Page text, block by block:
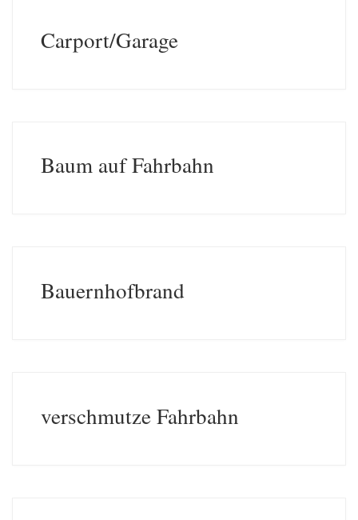
Carport/Garage
Baum auf Fahrbahn
Bauernhofbrand
verschmutze Fahrbahn